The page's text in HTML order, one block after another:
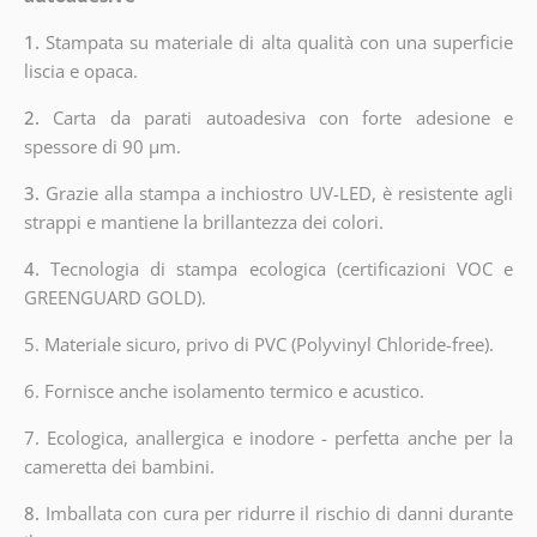
1. Stampata su materiale di alta qualità con una superficie
liscia e opaca.
2. Carta da parati autoadesiva con forte adesione e
spessore di 90 µm.
3. Grazie alla stampa a inchiostro UV-LED, è resistente agli
strappi e mantiene la brillantezza dei colori.
4.Tecnologia di stampa ecologica (certificazioni VOC e
GREENGUARD GOLD).
5. Materiale sicuro, privo di PVC (Polyvinyl Chloride-free).
6. Fornisce anche isolamento termico e acustico.
7. Ecologica, anallergica e inodore - perfetta anche per la
cameretta dei bambini.
8. Imballata con cura per ridurre il rischio di danni durante